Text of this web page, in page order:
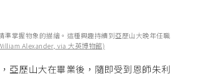
掌握物象的描繪。這種興趣持續到亞歷山大晚年任職
Alexander, via 大英博物館)
亞歷山大在畢業後，隨即受到恩師朱利